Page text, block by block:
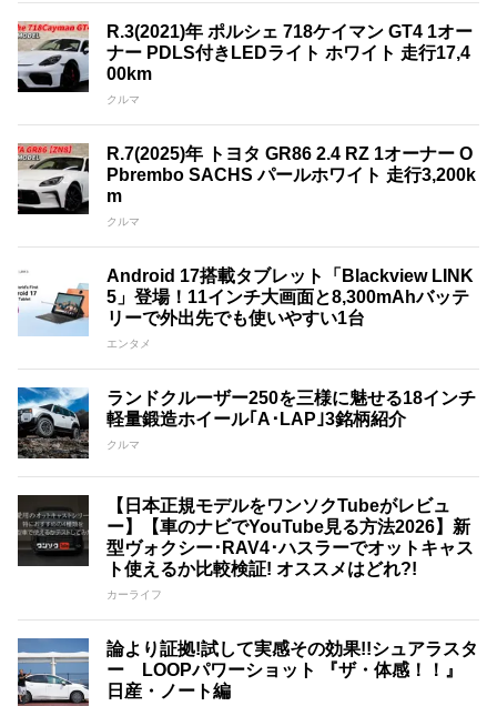
R.3(2021)年 ポルシェ 718ケイマン GT4 1オー
ナー PDLS付きLEDライト ホワイト 走行17,4
00km
クルマ
R.7(2025)年 トヨタ GR86 2.4 RZ 1オーナー O
Pbrembo SACHS パールホワイト 走行3,200k
m
クルマ
Android 17搭載タブレット「Blackview LINK
5」登場！11インチ大画面と8,300mAhバッテ
リーで外出先でも使いやすい1台
エンタメ
ランドクルーザー250を三様に魅せる18インチ
軽量鍛造ホイール｢A･LAP｣3銘柄紹介
クルマ
【日本正規モデルをワンソクTubeがレビュ
ー】【車のナビでYouTube見る方法2026】新
型ヴォクシー･RAV4･ハスラーでオットキャス
ト使えるか比較検証! オススメはどれ?!
カーライフ
論より証拠!試して実感その効果!!シュアラスタ
ー LOOPパワーショット 『ザ・体感！！』
日産・ノート編